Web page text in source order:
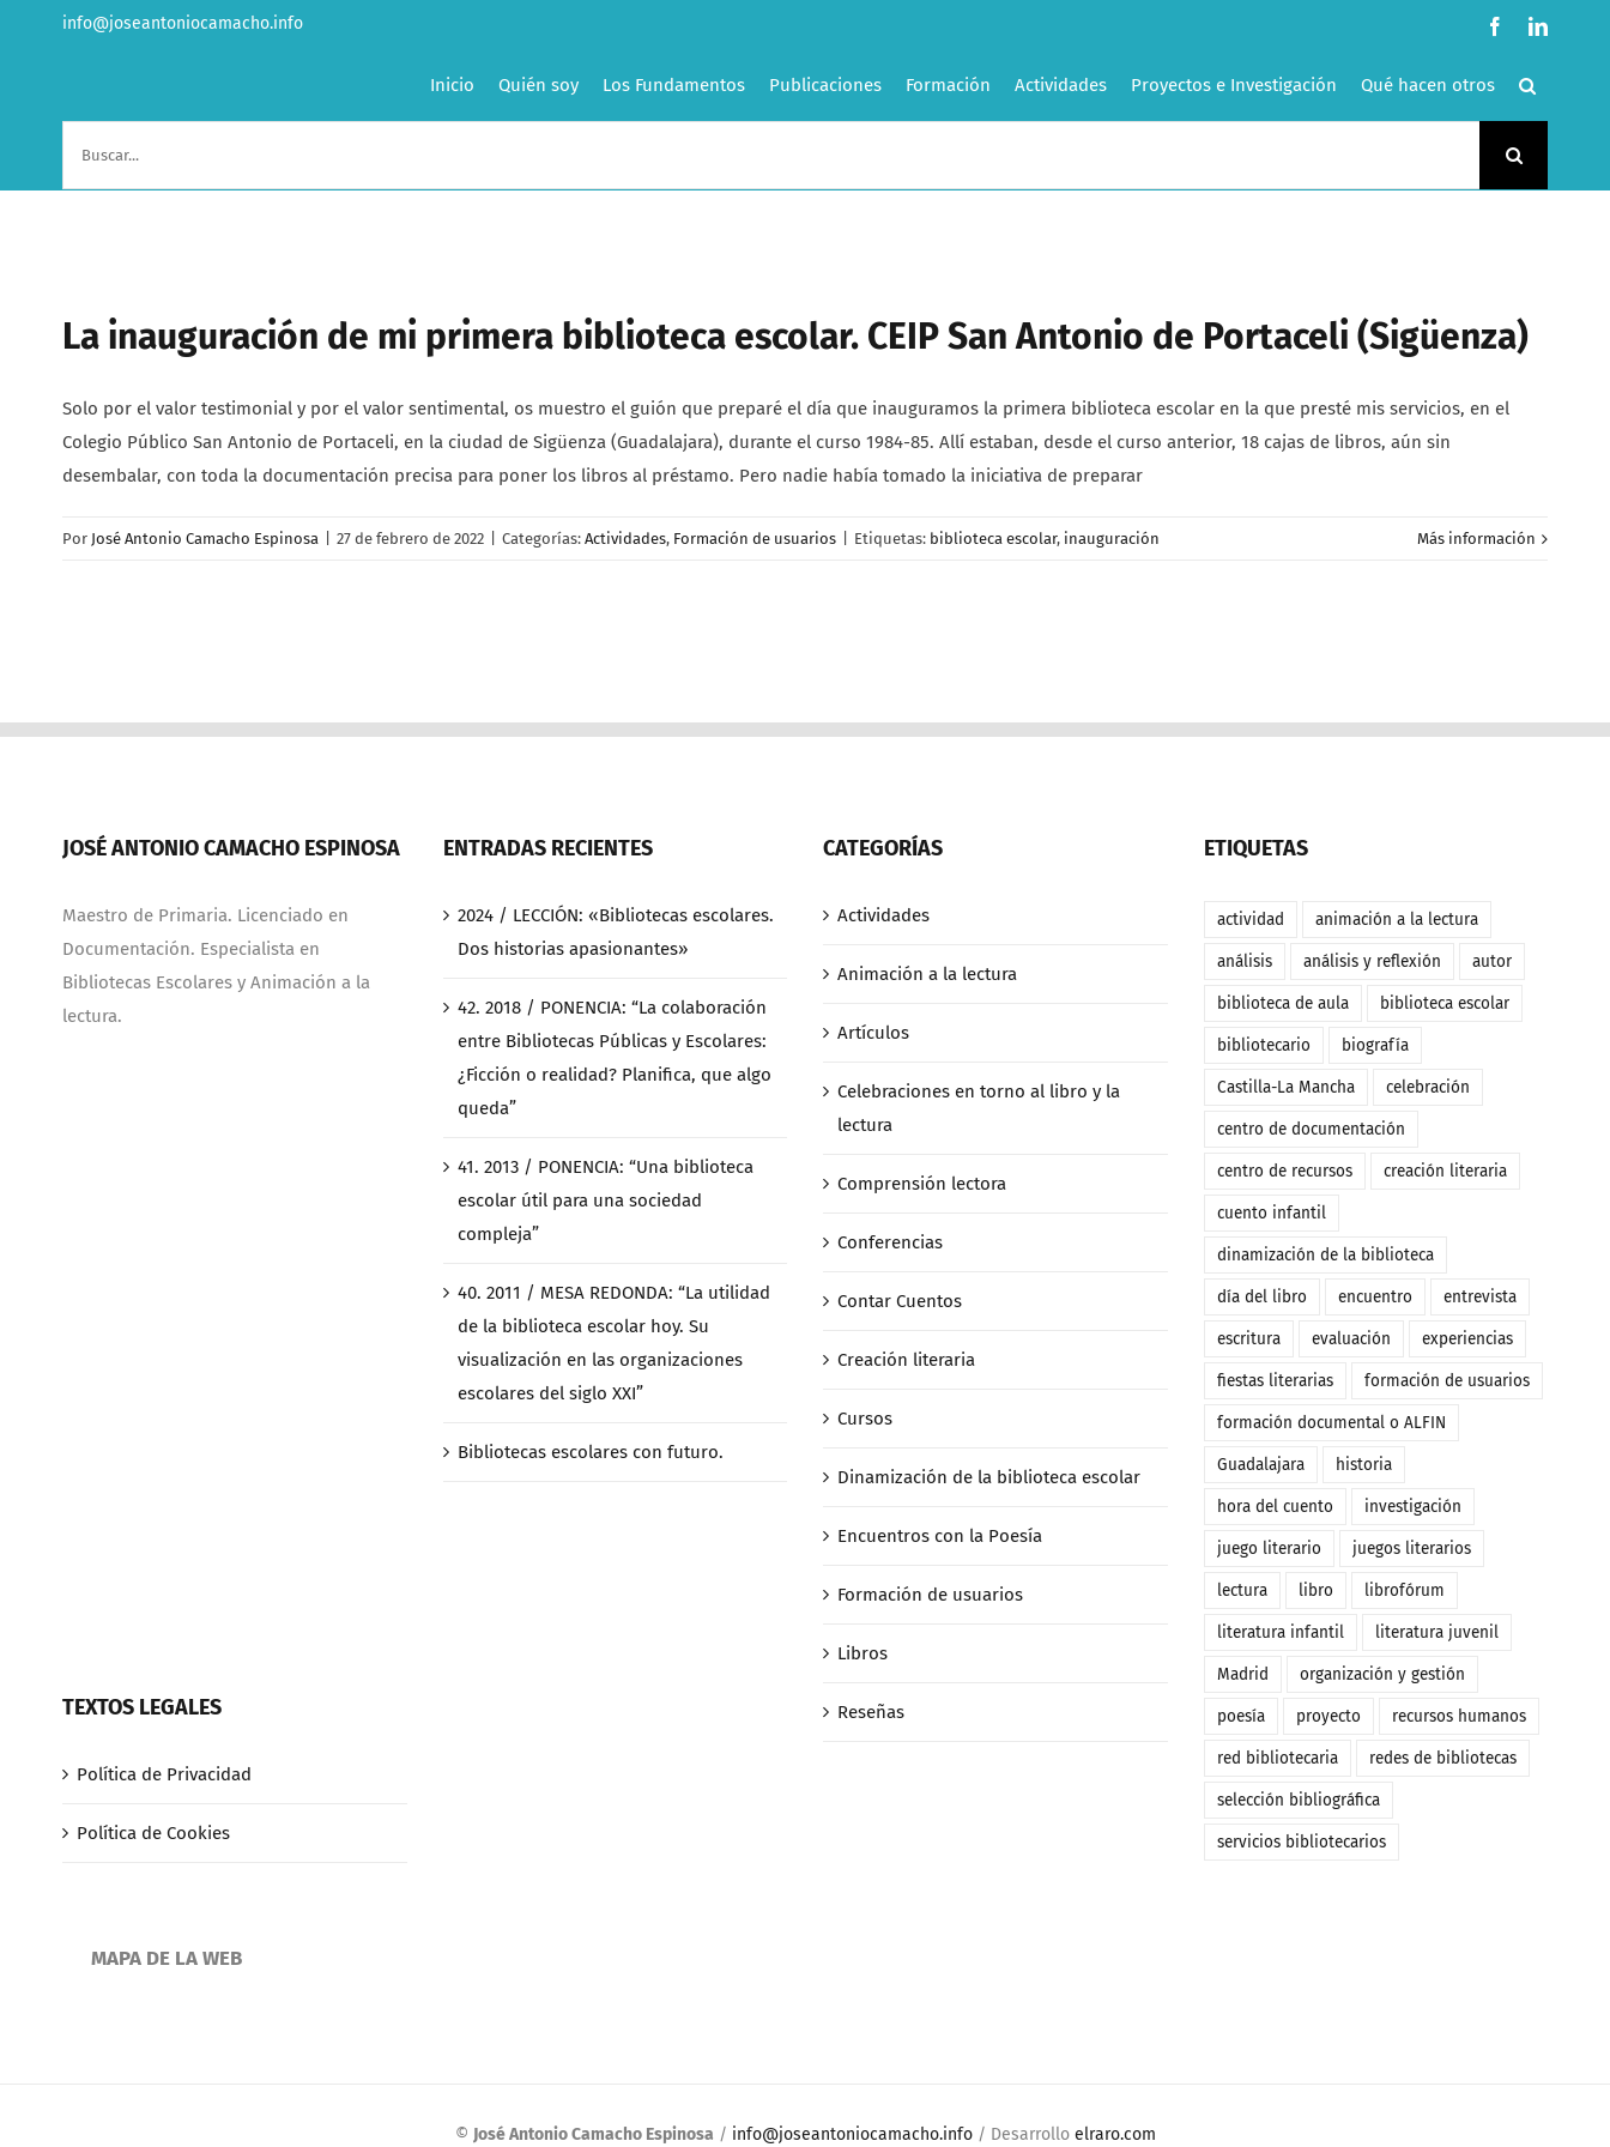
info@joseantoniocamacho.info Facebook
Inicio Quién soy Los Fundamentos Publicaciones Formación Actividades Proyectos e Investigación Qué hacen otros
La inauguración de mi primera biblioteca escolar. CEIP San Antonio de Portaceli (Sigüenza)
Solo por el valor testimonial y por el valor sentimental, os muestro el guión que preparé el día que inauguramos la primera biblioteca escolar en la que presté mis servicios, en el
Colegio Público San Antonio de Portaceli, en la ciudad de Sigüenza (Guadalajara), durante el curso 1984-85. Allí estaban, desde el curso anterior, 18 cajas de libros, aún sin
desembalar, con toda la documentación precisa para poner los libros al préstamo. Pero nadie había tomado la iniciativa de preparar
Por José Antonio Camacho Espinosa 27 de febrero de 2022 Categorías: Actividades, Formación de usuarios Etiquetas: biblioteca escolar, inauguración Más información
JOSÉ ANTONIO CAMACHO ESPINOSA
Maestro de Primaria. Licenciado en
Documentación. Especialista en
Bibliotecas Escolares y Animación a la
lectura.
TEXTOS LEGALES
Política de Privacidad
Política de Cookies
MAPA DE LA WEB
ENTRADAS RECIENTES
2024 / LECCIÓN: «Bibliotecas escolares.
Dos historias apasionantes»
42. 2018 / PONENCIA: “La colaboración
entre Bibliotecas Públicas y Escolares:
¿Ficción o realidad? Planifica, que algo
queda”
41. 2013 / PONENCIA: “Una biblioteca
escolar útil para una sociedad
compleja”
40. 2011 / MESA REDONDA: “La utilidad
de la biblioteca escolar hoy. Su
visualización en las organizaciones
escolares del siglo XXI”
Bibliotecas escolares con futuro.
CATEGORÍAS
Actividades
Animación a la lectura
Artículos
Celebraciones en torno al libro y la
lectura
Comprensión lectora
Conferencias
Contar Cuentos
Creación literaria
Cursos
Dinamización de la biblioteca escolar
Encuentros con la Poesía
Formación de usuarios
Libros
Reseñas
ETIQUETAS
actividad animación a la lectura
análisis análisis y reflexión autor
biblioteca de aula biblioteca escolar
bibliotecario biografía
Castilla-La Mancha celebración
centro de documentación
centro de recursos creación literaria
cuento infantil
dinamización de la biblioteca
día del libro encuentro entrevista
escritura evaluación experiencias
fiestas literarias formación de usuarios
formación documental o ALFIN
Guadalajara historia
hora del cuento investigación
juego literario juegos literarios
lectura libro librofórum
literatura infantil literatura juvenil
Madrid organización y gestión
poesía proyecto recursos humanos
red bibliotecaria redes de bibliotecas
selección bibliográfica
servicios bibliotecarios
© José Antonio Camacho Espinosa / info@joseantoniocamacho.info/ Desarrollo elraro.com